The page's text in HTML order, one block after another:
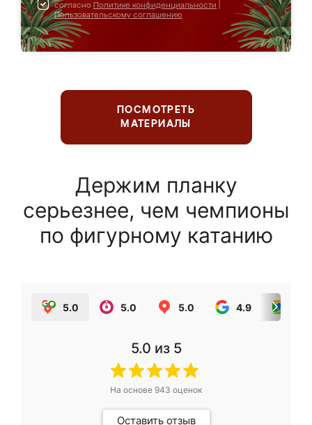
согласно Политике конфиденциальности
Пользовательскому соглашению
ПОСМОТРЕТЬ
МАТЕРИАЛЫ
Держим планку
серьезнее, чем чемпионы
по фигурному катанию
5.0 5.0 5.0 4.9
5.0 из 5
На основе 943 оценок
Оставить отзыв